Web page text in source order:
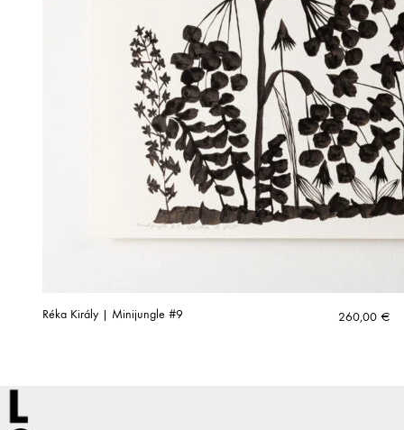
Réka Király | Minijungle #9 260,00 €